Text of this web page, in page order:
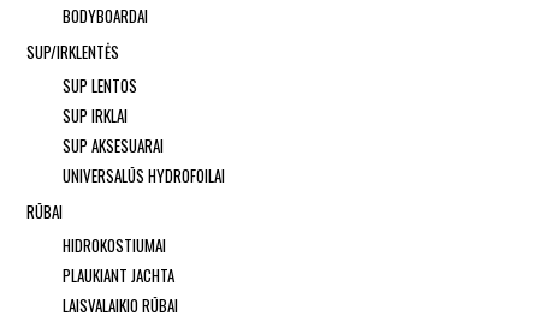
BODYBOARDAI
SUP/IRKLENTĖS
SUP LENTOS
SUP IRKLAI
SUP AKSESUARAI
UNIVERSALŪS HYDROFOILAI
RŪBAI
HIDROKOSTIUMAI
PLAUKIANT JACHTA
LAISVALAIKIO RŪBAI